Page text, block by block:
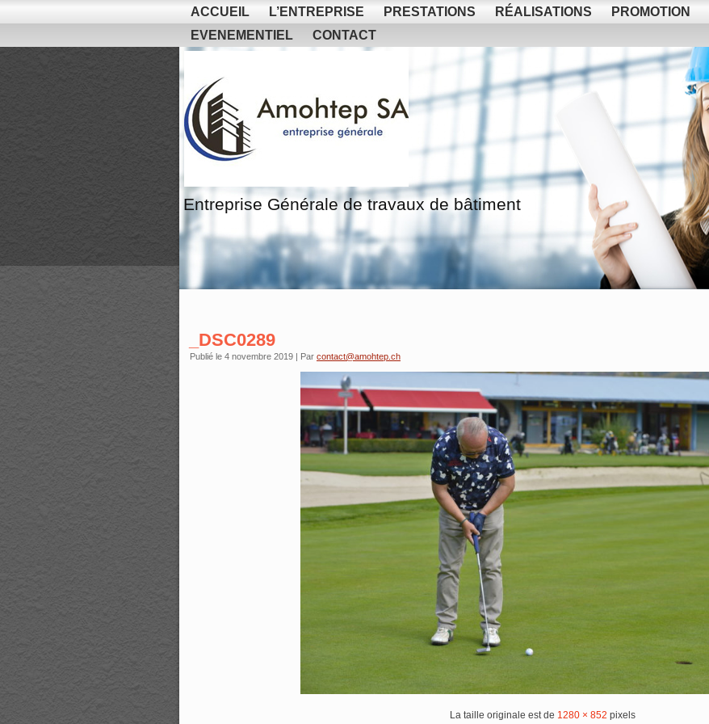
ACCUEIL L’ENTREPRISE PRESTATIONS RÉALISATIONS PROMOTION
EVENEMENTIEL
CONTACT
Entreprise Générale de travaux de bâtiment
_DSC0289
Publié le 4 novembre 2019 | Par contact@amohtep.ch
La taille originale est de 1280 × 852 pixels